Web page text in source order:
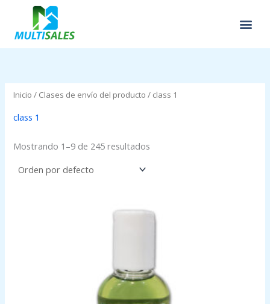
contenido
Inicio / Clases de envío del producto / class 1
class 1
Mostrando 1–9 de 245 resultados